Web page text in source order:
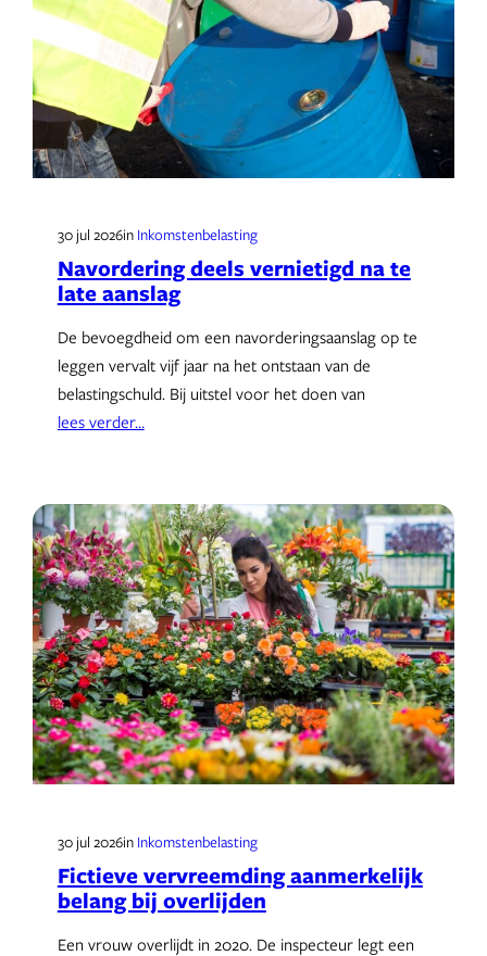
30 jul 2026in Inkomstenbelasting
Navordering deels vernietigd na te
late aanslag
De bevoegdheid om een navorderingsaanslag op te
leggen vervalt vijf jaar na het ontstaan van de
belastingschuld. Bij uitstel voor het doen van
lees verder…
30 jul 2026in Inkomstenbelasting
Fictieve vervreemding aanmerkelijk
belang bij overlijden
Een vrouw overlijdt in 2020. De inspecteur legt een